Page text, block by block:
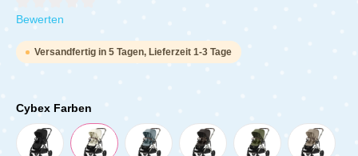
Durchschnittliche Bewertung von 0 von 5 Sternen
Bewerten
Versandfertig in 5 Tagen, Lieferzeit 1-3 Tage
Cybex Farben